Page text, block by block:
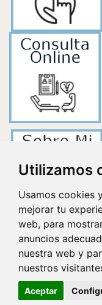
Utilizamos
Usamos cookies
mejorar tu
web, para
anuncios
nuestra web y
nuestros
Aceptar